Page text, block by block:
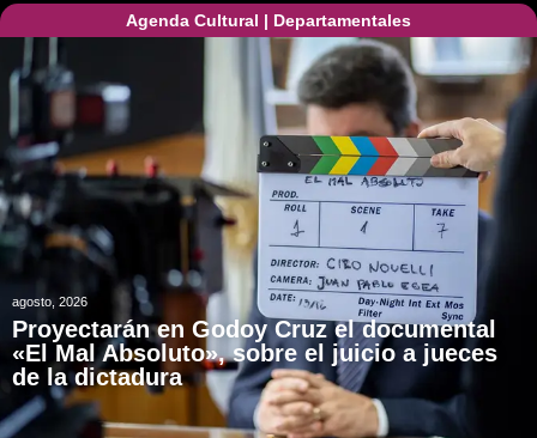
Agenda Cultural | Departamentales
agosto, 2026
Proyectarán en Godoy Cruz el documental
«El Mal Absoluto», sobre el juicio a jueces
de la dictadura